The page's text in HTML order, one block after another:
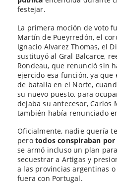
festejar.
La primera moción de voto
Martín de Pueyrredón, el
Ignacio Alvarez Thomas, el
sustituyó al Gral Balcarce,
Rondeau, que renunció sin
ejercido esa función, ya que
de batalla en el Norte,
su nuevo puesto, para
dejaba su antecesor, Carlos
también había renunciado
Oficialmente, nadie quería
pero todos conspiraban por
se armó incluso un plan
secuestrar a Artigas y
a las provincias argentinas
fuera con Portugal.